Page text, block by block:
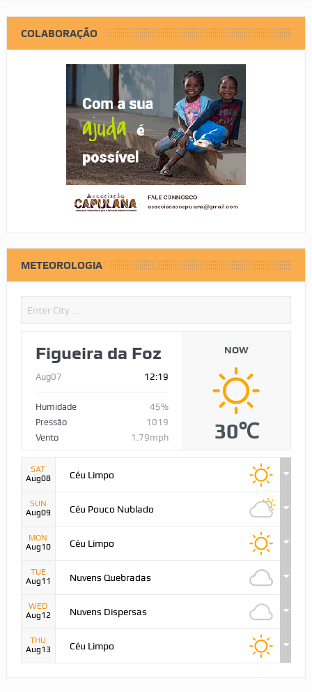
COLABORAÇÃO
METEOROLOGIA
Figueira da Foz
Aug07 12:19
Humidade
45%
Pressão
1019
Vento
1.79mph
NOW
30℃
SAT
Aug08
Céu Limpo
SUN
Aug09
Céu Pouco Nublado
MON
Aug10
Céu Limpo
TUE
Aug11
Nuvens Quebradas
WED
Aug12
Nuvens Dispersas
THU
Aug13
Céu Limpo